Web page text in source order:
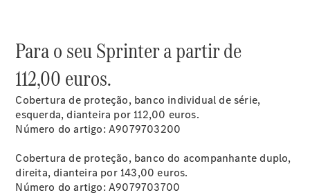
Agendar
test drive
Marcar data
da próxima
manutenção
Agendar
Manutenção
Para o seu Sprinter a partir de
112,00 euros.
Cobertura de proteção, banco individual de série,
esquerda, dianteira por 112,00 euros.
Número do artigo: A9079703200
Cobertura de proteção, banco do acompanhante duplo,
direita, dianteira por 143,00 euros.
Número do artigo: A9079703700